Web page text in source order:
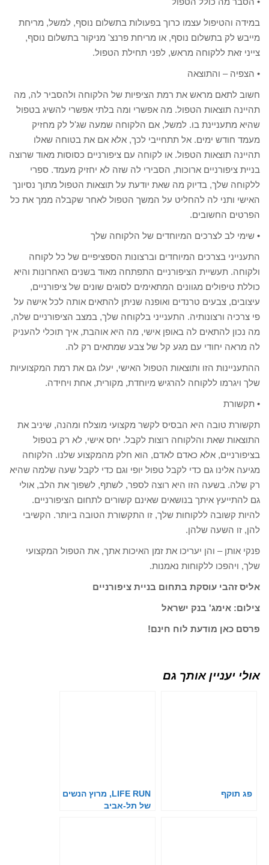
במידה והטיפול עצמו כרוך בפעולות בתשלום נוסף, למשל, מריחת
מייבש לק בתשלום נוסף, או מריחת פרנצ' מניקור בתשלום נוסף,
צייני זאת ללקוחה מראש, לפני תחילת הטפול.
• הצפיה – והתוצאה
חשוב לתאם מראש את רמת הציפיות של הלקוחה ולהסביר לה, מה
תהיינה תוצאות הטפול. מה אפשרי ומה בלתי אפשרי להשיג בטפול
שהיא מתעניינת בו. למשל, אם הלקוחה שמעה שג'ל לק מחזיק
מעמד חודש ימים. אל תתחייבי לכך, אלא אם את בטוחה שאלו
תהיינה תוצאות הטפול. או לקוחה עם ציפורניים כסוסות מאוד שרוצה
בניית ציפורניים ארוכות, הסבירי לה שזה לא יחזיק מעמד. ספרי
ללקוחה שלך, בדיוק מה שאת יודעת על תוצאות הטפול מתוך נסיונך
האישי ותני לה להחליט על המשך הטפול לאחר שקבלה ממך את כל
הפרטים החשובים.
• שימי לב לצרכים המיוחדים של הלקוחה שלך
התענייני בצרכים המיוחדים וברצונות הספציפיים של כל לקוחה
ולקוחה. תעשיית הציפורניים התפתחה מאוד בשנים האחרונות והיא
כוללת טיפולים מגוונים המתאימים לסוגים שונים של ציפורניים,
עיצובים, צבעים טרנדים ואופנה שניתן להתאים אותה לכל אישה על
פי צרכיה ורצונותיה. התענייני בלקוחה שלך, במצב הציפורניים שלה,
מה נכון להתאים לה באופן אישי, מה היא אוהבת, איך תוכלי להעניק
לה מראה יחודי עם מגע קל של צבע שמתאים רק לה.
ההתעניינות הזו ותוצאות הטפול האישי, יעלו גם את רמת המקצועיות
שלך ויגרמו ללקוחה להרגיש מיוחדת, מקורית, אחת ויחידה.
• תקשורת
תקשורת טובה היא הבסיס לקשר מקצועי מוצלח ומהנה, שיניב את
התוצאות שאת והלקוחה רוצות לקבל. יחס אישי, לא רק בטפול
בציפורניים, אלא כאדם לאדם, הוא חלק מהמקצוע שלנו. הלקוחה
מגיעה אלינו גם כדי לקבל טפול יופי וגם כדי לקבל שעה שלמה שהיא
רק שלה. בשעה הזו היא רוצה לספר, לשתף, לשפוך את הלב, אולי
גם להתייעץ איתך בנושאים שאינם קשורים לתחום הציפורניים.
להיות קשובה ללקוחות שלך, זו התקשורת הטובה ביותר. הקשיבי
להן, זו השעה שלהן.
פנקי אותן – והן יעריכו את זמן האיכות אתך, את הטפול המקצועי
שלך, ויהפכו ללקוחות נאמנות.
אליס זהבי עוסקת בתחום בניית ציפורניים
צילום: אימג' בנק ישראל
פרסם כאן מודעת לוח חינם!
אולי יעניין אותך גם
פג תוקף
LIFE RUN, מרוץ הנשים
של תל-אביב